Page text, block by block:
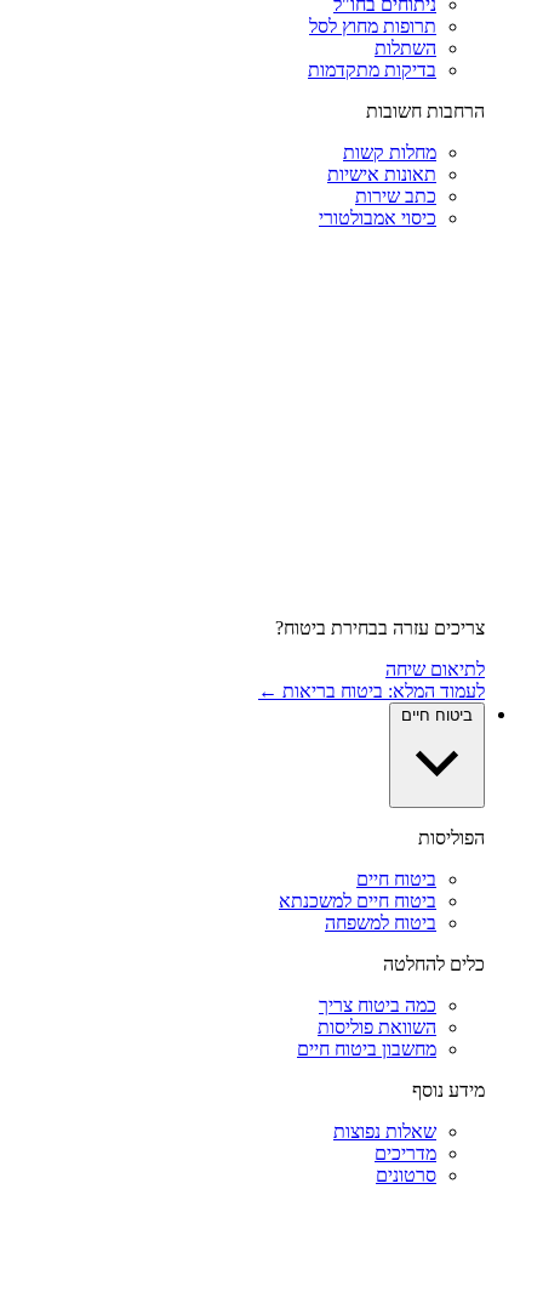
ניתוחים בחו"ל
תרופות מחוץ לסל
השתלות
בדיקות מתקדמות
הרחבות חשובות
מחלות קשות
תאונות אישיות
כתב שירות
כיסוי אמבולטורי
צריכים עזרה בבחירת ביטוח?
לתיאום שיחה
לעמוד המלא: ביטוח בריאות ←
ביטוח חיים
הפוליסות
ביטוח חיים
ביטוח חיים למשכנתא
ביטוח למשפחה
כלים להחלטה
כמה ביטוח צריך
השוואת פוליסות
מחשבון ביטוח חיים
מידע נוסף
שאלות נפוצות
מדריכים
סרטונים